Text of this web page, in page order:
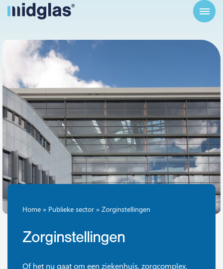
Home » Publieke sector » Zorginstellingen
Zorginstellingen
Of het nu gaat om een ziekenhuis, zorgcomplex,